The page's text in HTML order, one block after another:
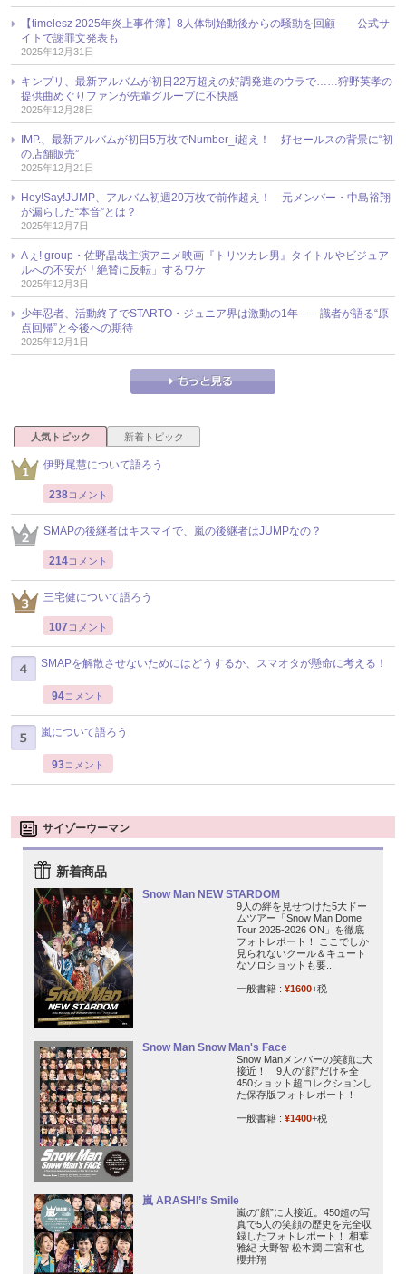
【timelesz 2025年炎上事件簿】8人体制始動後からの騒動を回顧――公式サ
イトで謝罪文発表も
2025年12月31日
キンプリ、最新アルバムが初日22万超えの好調発進のウラで……狩野英孝の
提供曲めぐりファンが先輩グループに不快感
2025年12月28日
IMP.、最新アルバムが初日5万枚でNumber_i超え！ 好セールスの背景に“初
の店舗販売”
2025年12月21日
Hey!Say!JUMP、アルバム初週20万枚で前作超え！ 元メンバー・中島裕翔
が漏らした“本音”とは？
2025年12月7日
Aぇ! group・佐野晶哉主演アニメ映画『トリツカレ男』タイトルやビジュア
ルへの不安が「絶賛に反転」するワケ
2025年12月3日
少年忍者、活動終了でSTARTO・ジュニア界は激動の1年 ── 識者が語る“原
点回帰”と今後への期待
2025年12月1日
人気トピック 新着トピック
伊野尾慧について語ろう
238コメント
SMAPの後継者はキスマイで、嵐の後継者はJUMPなの？
214コメント
三宅健について語ろう
107 コメント
SMAPを解散させないためにはどうするか、スマオタが懸命に考える！
94コメント
嵐について語ろう
93コメント
サイゾーウーマン
新着商品
Snow Man NEW STARDOM
9人の絆を見せつけた5大ドー
ムツアー「Snow Man Dome
Tour 2025-2026 ON」を徹底
フォトレポート！ ここでしか
見られないクール＆キュート
なソロショットも要...
一般書籍 : ¥1600+税
Snow Man Snow Man's Face
Snow Manメンバーの笑顔に大
接近！ 9人の“顔”だけを全
450ショット超コレクションし
た保存版フォトレポート！
一般書籍 : ¥1400+税
嵐 ARASHI’s Smile
嵐の“顔”に大接近。450超の写
真で5人の笑顔の歴史を完全収
録したフォトレポート！ 相葉
雅紀 大野智 松本潤 二宮和也
櫻井翔